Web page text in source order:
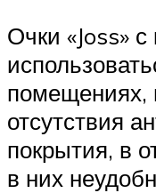
Очки «Joss»
помещениях,
отсутствия
покрытия, в
в них